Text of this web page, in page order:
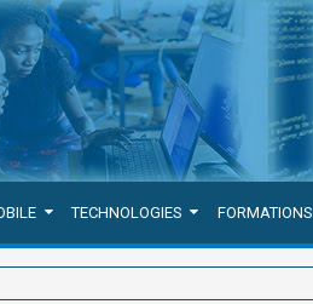
TECHNOLOGIES FORMATIONS